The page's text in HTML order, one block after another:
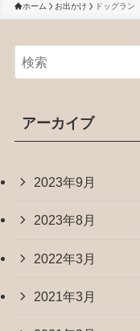
ホーム お出かけ ドッグラン
アーカイブ
2023年9月
2023年8月
2022年3月
2021年3月